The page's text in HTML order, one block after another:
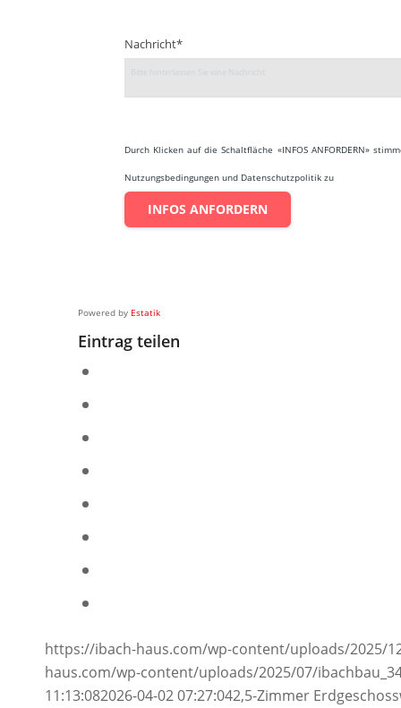
Nachricht*
Durch Klicken auf die Schaltfläche «INFOS ANFORDERN»
Nutzungsbedingungen und Datenschutzpolitik zu
INFOS ANFORDERN
Powered by Estatik
Eintrag teilen
https://ibach-haus.com/wp-content/uploads/2025/
haus.com/wp-content/uploads/2025/07/
11:13:082026-04-02 07:27:042,5-Zimmer